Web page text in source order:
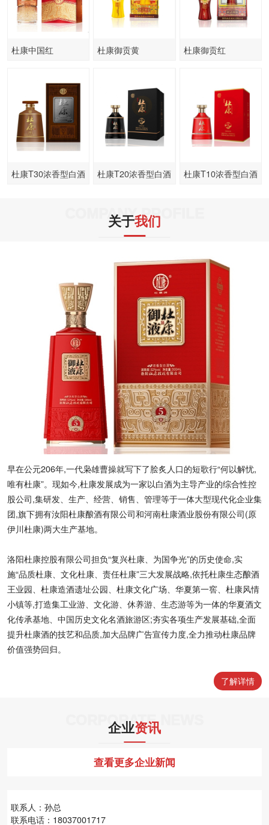
杜康中国红 杜康御贡黄 杜康御贡红
杜康T30浓香型白酒 杜康T20浓香型白酒 杜康T10浓香型白酒
COMPANY PROFILE
关于我们
早在公元206年,一代枭雄曹操就写下了脍炙人口的短歌行“何以解忧,
唯有杜康”。现如今,杜康发展成为一家以白酒为主导产业的综合性控
股公司,集研发、生产、经营、销售、管理等于一体大型现代化企业集
团,旗下拥有汝阳杜康酿酒有限公司和河南杜康酒业股份有限公司(原
伊川杜康)两大生产基地。
洛阳杜康控股有限公司担负“复兴杜康、为国争光”的历史使命,实
施“品质杜康、文化杜康、责任杜康”三大发展战略,依托杜康生态酿酒
王业园、杜康造酒遗址公园、杜康文化广场、华夏第一窖、杜康风情
小镇等,打造集工业游、文化游、休养游、生态游等为一体的华夏酒文
化传承基地、中国历史文化名酒旅游区;夯实各项生产发展基础,全面
提升杜康酒的技艺和品质,加大品牌广告宣传力度,全力推动杜康品牌
价值强势回归。
了解详情
CORPORATE NEWS
企业资讯
查看更多企业新闻
联系人：孙总
联系电话：18037001717